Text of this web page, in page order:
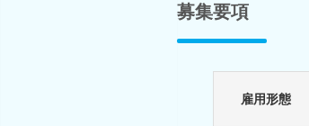
募集要項
雇用形態